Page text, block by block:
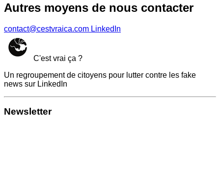
Autres moyens de nous contacter
contact@cestvraica.com LinkedIn
C'est vrai ça ?
Un regroupement de citoyens pour lutter contre les fake
news sur LinkedIn
Newsletter